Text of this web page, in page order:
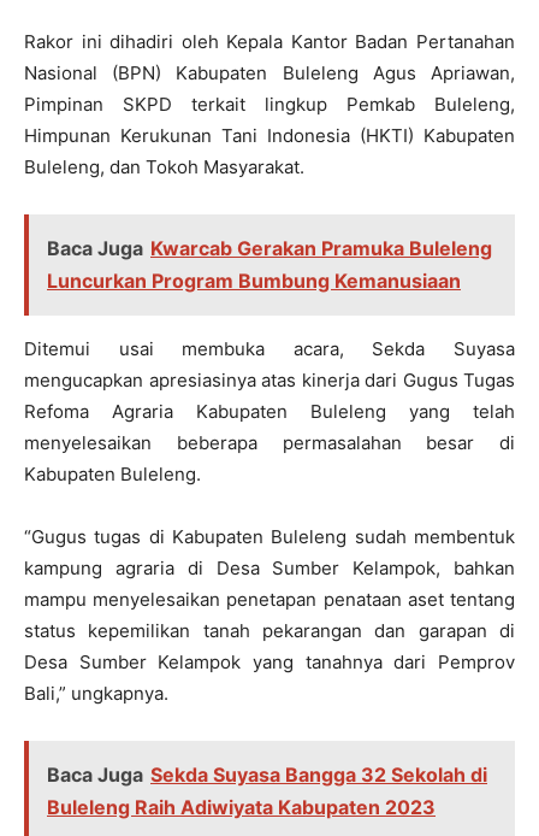
Rakor ini dihadiri oleh Kepala Kantor Badan Pertanahan
Nasional (BPN) Kabupaten Buleleng Agus Apriawan,
Pimpinan SKPD terkait lingkup Pemkab Buleleng,
Himpunan Kerukunan Tani Indonesia (HKTI) Kabupaten
Buleleng, dan Tokoh Masyarakat.
Baca Juga Kwarcab Gerakan Pramuka Buleleng
Luncurkan Program Bumbung Kemanusiaan
Ditemui usai membuka acara, Sekda Suyasa
mengucapkan apresiasinya atas kinerja dari Gugus Tugas
Refoma Agraria Kabupaten Buleleng yang telah
menyelesaikan beberapa permasalahan besar di
Kabupaten Buleleng.
“Gugus tugas di Kabupaten Buleleng sudah membentuk
kampung agraria di Desa Sumber Kelampok, bahkan
mampu menyelesaikan penetapan penataan aset tentang
status kepemilikan tanah pekarangan dan garapan di
Desa Sumber Kelampok yang tanahnya dari Pemprov
Bali,” ungkapnya.
Baca Juga Sekda Suyasa Bangga 32 Sekolah di
Buleleng Raih Adiwiyata Kabupaten 2023